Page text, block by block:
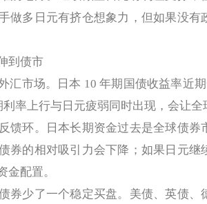
做多日元有挤仓想象力，但如果没有
到债市
市场。日本 10 年期国债收益率近期
率上行与日元疲弱同时出现，会让全
环。日本长期资金过去是全球债券
券的相对吸引力会下降；如果日元继
金配置。
少了一个稳定买盘。美债、英债、